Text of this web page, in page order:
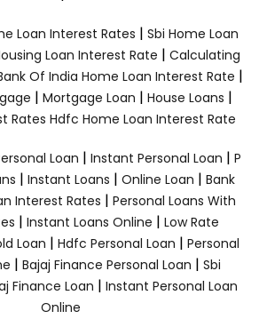
Loan Interest Rates | Sbi Home Loan
Loan Interest Rate | Calculating
Of India Home Loan Interest Rate |
| Mortgage Loan | House Loans |
Rates Hdfc Home Loan Interest Rate
Loan | Instant Personal Loan | P
| Instant Loans | Online Loan | Bank
Interest Rates | Personal Loans With
| Instant Loans Online | Low Rate
Loan | Hdfc Personal Loan | Personal
| Bajaj Finance Personal Loan | Sbi
Finance Loan | Instant Personal Loan
Online